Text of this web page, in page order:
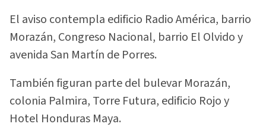
El aviso contempla edificio Radio América, barrio
Morazán, Congreso Nacional, barrio El Olvido y
avenida San Martín de Porres.
También figuran parte del bulevar Morazán,
colonia Palmira, Torre Futura, edificio Rojo y
Hotel Honduras Maya.